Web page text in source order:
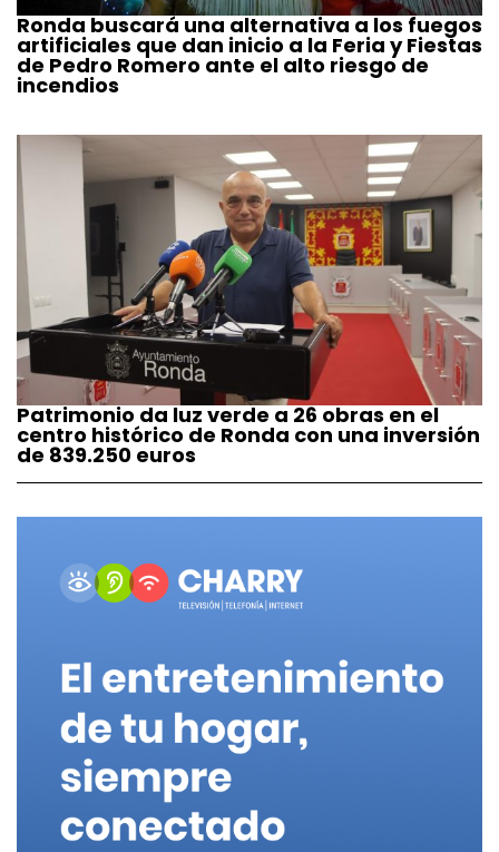
Ronda buscará una alternativa a los fuegos
artificiales que dan inicio a la Feria y Fiestas
de Pedro Romero ante el alto riesgo de
incendios
Patrimonio da luz verde a 26 obras en el
centro histórico de Ronda con una inversión
de 839.250 euros